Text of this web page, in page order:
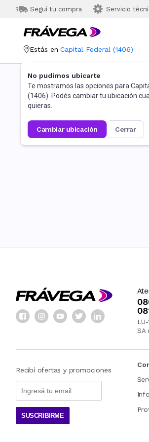
Seguí tu compra Servicio
Estás en Capital Federal (1406)
No pudimos ubicarte
Te mostramos las opciones para
(1406). Podés cambiar tu ubicación
quieras.
cambiar ubicación cerrar
SA
Recibí ofertas y promociones
SUSCRIBIRME